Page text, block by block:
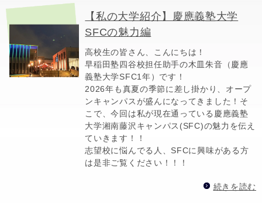
【私の大学紹介】慶應義塾大学
SFCの魅力編
高校生の皆さん、こんにちは！
早稲田塾四谷校担任助手の木皿朱音（慶應
義塾大学SFC1年）です！
2026年も真夏の季節に差し掛かり、オープ
ンキャンパスが盛んになってきました！そ
こで、今回は私が現在通っている慶應義塾
大学湘南藤沢キャンパス(SFC)の魅力を伝え
ていきます！！
志望校に悩んでる人、SFCに興味がある方
は是非ご覧ください！！！
続きを読む